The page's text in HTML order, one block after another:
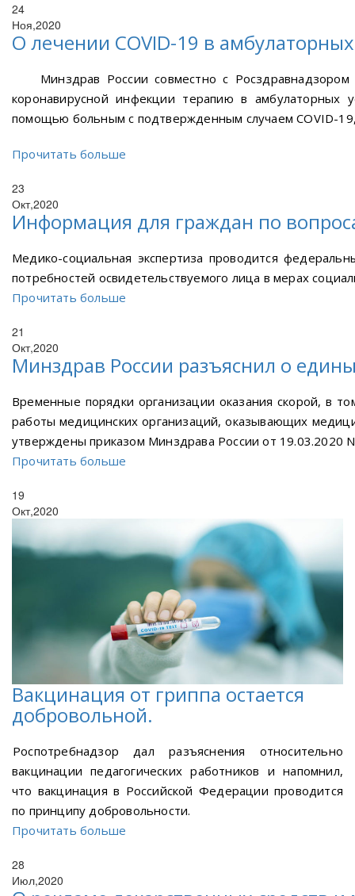
24
Ноя,2020
О лечении COVID-19 в
Минздрав России совместно с
коронавирусной инфекции терапию в
помощью больным с подтвержденным случаем COVID-
Прочитать больше
23
Окт,2020
Информация для граждан по
Медико-социальная экспертиза проводится
потребностей освидетельствуемого лица в мерах
Прочитать больше
21
Окт,2020
Минздрав России разъяснил о
Временные порядки организации оказания скорой, в
работы медицинских организаций, оказывающих
утверждены приказом Минздрава России от 19.03.2020
Прочитать больше
19
Окт,2020
Вакцинация от гриппа остается
добровольной.
Роспотребнадзор дал разъяснения относительно
вакцинации педагогических работников и напомнил,
что вакцинация в Российской Федерации проводится
по принципу добровольности.
Прочитать больше
28
Июл,2020